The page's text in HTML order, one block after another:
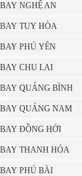
NGHỆ AN
TUY HÒA
PHÚ YÊN
CHU LAI
QUẢNG BÌNH
QUẢNG NAM
ĐỒNG HỚI
THANH HÓA
PHÚ BÀI